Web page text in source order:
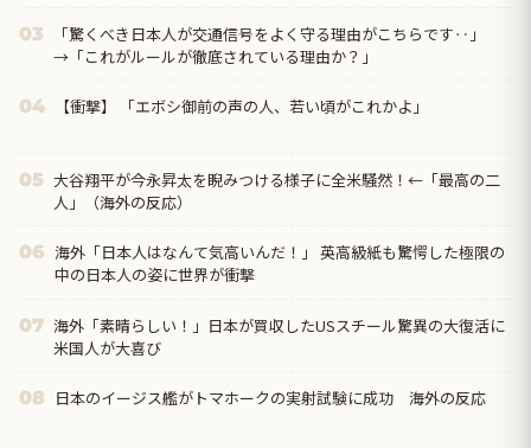
03
「驚くべき日本人が交通信号をよく守る理由がこちらです‥」
→「これがルールが徹底されている理由か？」
04 【衝撃】 「エボシ御前の声の人、若い頃がこれかよ」
05 大谷翔平が今永昇太を睨みつける様子に全米騒然！←「最高の二
人」（海外の反応）
06 海外「日本人はなんて気高いんだ！」 英高級紙も驚愕した極限の
中の日本人の姿に世界が衝撃
07 海外「素晴らしい！」日本が買収したUSスチール驚異の大復活に
米国人が大喜び
08 日本のイージス艦がトマホークの実射試験に成功 海外の反応